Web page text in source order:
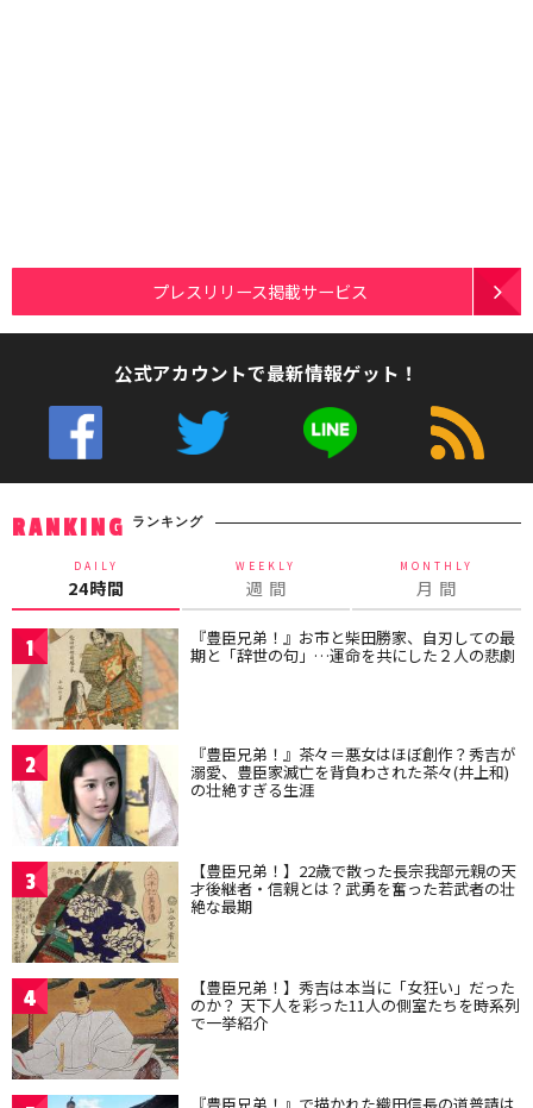
プレスリリース掲載サービス
公式アカウントで最新情報ゲット！
RANKING ランキング
DAILY
24時間
WEEKLY
週 間
MONTHLY
月 間
1 『豊臣兄弟！』お市と柴田勝家、自刃しての最
期と「辞世の句」…運命を共にした２人の悲劇
2 『豊臣兄弟！』茶々＝悪女はほぼ創作？秀吉が
溺愛、豊臣家滅亡を背負わされた茶々(井上和)
の壮絶すぎる生涯
3 【豊臣兄弟！】22歳で散った長宗我部元親の天
才後継者・信親とは？武勇を奮った若武者の壮
絶な最期
4 【豊臣兄弟！】秀吉は本当に「女狂い」だった
のか？ 天下人を彩った11人の側室たちを時系列
で一挙紹介